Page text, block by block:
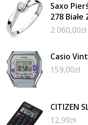
Saxo
278 Białe
2 060,00zł
Casio
159,00zł
CITIZEN
12,99zł